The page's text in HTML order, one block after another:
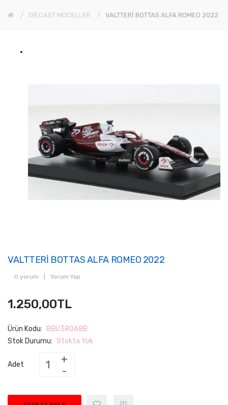
DIECAST MODELLER VALTTERİ BOTTAS ALFA ROMEO 2022
VALTTERİ BOTTAS ALFA ROMEO 2022
0 yorum Yorum Yap
1.250,00TL
Ürün Kodu:
BBU38068B
Stok Durumu: Stokta Yok
Adet